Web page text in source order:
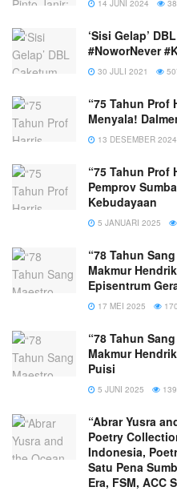
14 JUNI 2024
‘Sisi Gelap’
#NoworNever
30 JULI 2021
“75 Tahun Prof
Menyala!
13 DESEMBER 2024
“75 Tahun Prof
Pemprov
Kebudayaan
5 JANUARI 2025
“78 Tahun
Makmur
Episentrum
17 MEI 2025 170
“78 Tahun
Makmur
Puisi
5 JUNI 2025 139
“Abrar Yusra
Poetry
Indonesia,
Satu Pena
Era, FSM, ACC